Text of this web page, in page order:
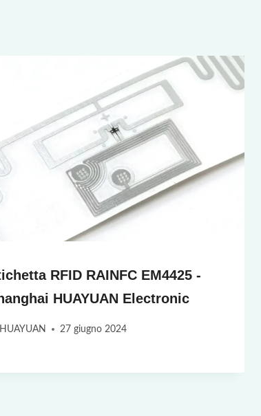
RFID RAINFC EM4425 -
HUAYUAN Electronic
HUAYUAN 27 giugno 2024